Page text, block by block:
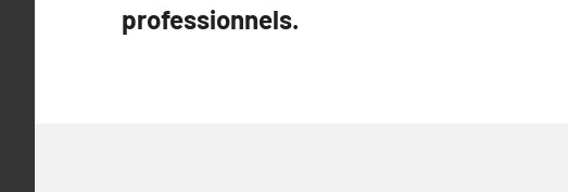
professionnels.